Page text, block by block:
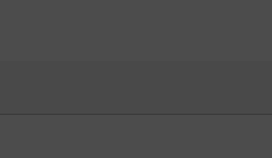
的戀愛煩惱，不知不覺間她竟